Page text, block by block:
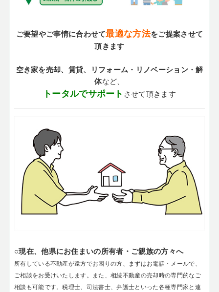
ご要望やご事情に合わせて最適な方法をご提案させて
頂きます
空き家を売却、賃貸、リフォーム・リノベーション・解
体など、
トータルでサポート させて頂きます
○現在、他県にお住まいの所有者・ご親族の方々へ
所有している不動産が遠方でお困りの方、まずはお電話・メールで、
ご相談をお受けいたします。
また、相続不動産の売却時の専門的なご
相談も可能です。税理士、司法書士、弁護士といった各種専門家と連